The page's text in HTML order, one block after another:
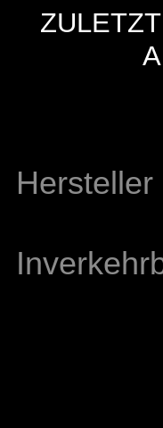
Hersteller